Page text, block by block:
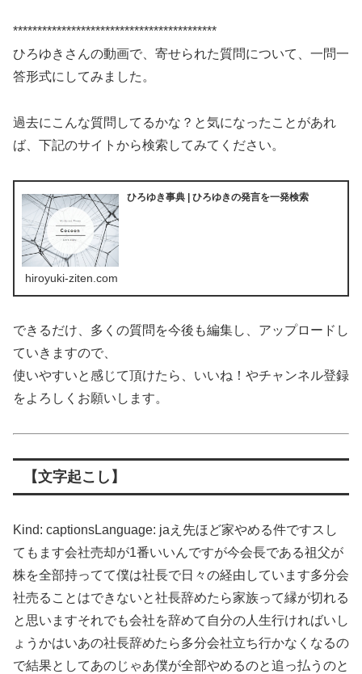
******************************************
ひろゆきさんの動画で、寄せられた質問について、一問一
答形式にしてみました。
過去にこんな質問してるかな？と気になったことがあれ
ば、下記のサイトから検索してみてください。
ひろゆき事典 | ひろゆきの発言を一発検索
hiroyuki-ziten.com
できるだけ、多くの質問を今後も編集し、アップロードし
ていきますので、
使いやすいと感じて頂けたら、いいね！やチャンネル登録
をよろしくお願いします。
【文字起こし】
Kind: captionsLanguage: jaえ先ほど家やめる件ですスし
てもます会社売却が1番いいんですが今会長である祖父が
株を全部持ってて僕は社長で日々の経由しています多分会
社売ることはできないと社長辞めたら家族って縁が切れる
と思いますそれでも会社を辞めて自分の人生行ければいし
ょうかはいあの社長辞めたら多分会社立ち行かなくなるの
で結果としてあのじゃあ僕が全部やめるのと追っ払うのと